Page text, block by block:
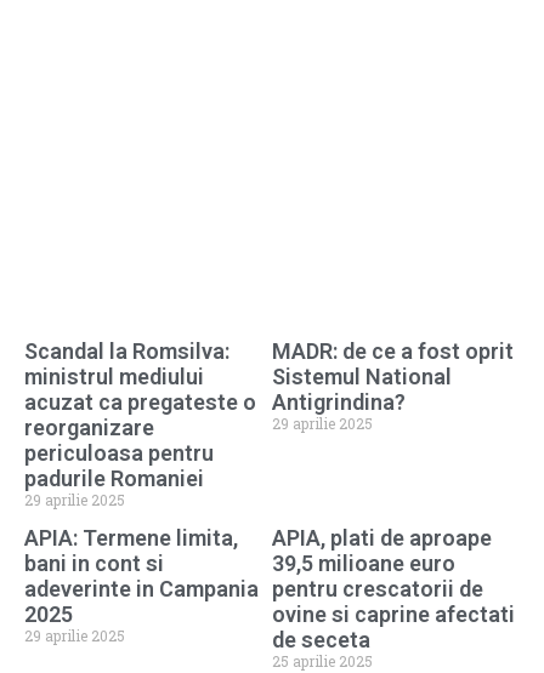
Scandal la Romsilva:
ministrul mediului
acuzat ca pregateste o
reorganizare
periculoasa pentru
padurile Romaniei
29 aprilie 2025
MADR: de ce a fost oprit
Sistemul National
Antigrindina?
29 aprilie 2025
APIA: Termene limita,
bani in cont si
adeverinte in Campania
2025
29 aprilie 2025
APIA, plati de aproape
39,5 milioane euro
pentru crescatorii de
ovine si caprine afectati
de seceta
25 aprilie 2025